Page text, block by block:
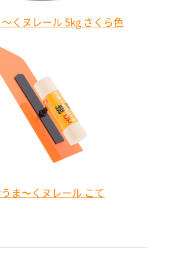
くヌレール 5kg さくら色
ま〜くヌレール こて